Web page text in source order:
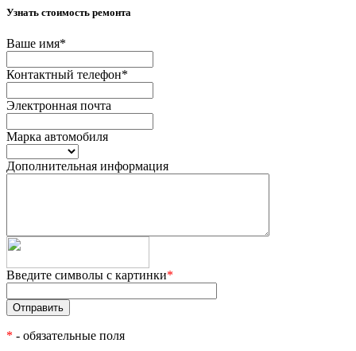
Узнать стоимость ремонта
Ваше имя*
Контактный телефон*
Электронная почта
Марка автомобиля
Дополнительная информация
Введите символы с картинки*
* - обязательные поля